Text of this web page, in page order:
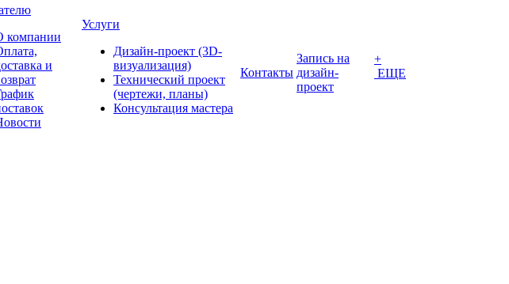
компании
и
Услуги
Дизайн-проект (3D-
визуализация)
Технический проект
(чертежи, планы)
Консультация мастера
Контакты
Запись на
дизайн-
проект
+
ЕЩЕ